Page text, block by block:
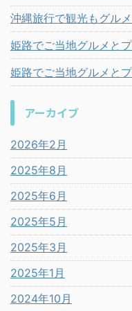
沖縄旅行で観光もグル
姫路でご当地グルメと
姫路でご当地グルメと
アーカイブ
2026年2月
2025年8月
2025年6月
2025年5月
2025年3月
2025年1月
2024年10月